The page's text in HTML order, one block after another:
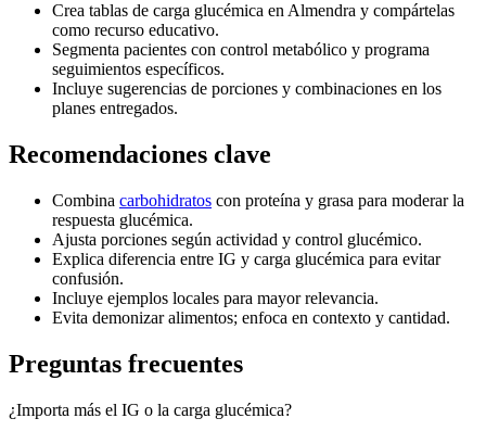
Crea tablas de carga glucémica en Almendra y compártelas
como recurso educativo.
Segmenta pacientes con control metabólico y programa
seguimientos específicos.
Incluye sugerencias de porciones y combinaciones en los
planes entregados.
Recomendaciones clave
Combina carbohidratos con proteína y grasa para moderar la
respuesta glucémica.
Ajusta porciones según actividad y control glucémico.
Explica diferencia entre IG y carga glucémica para evitar
confusión.
Incluye ejemplos locales para mayor relevancia.
Evita demonizar alimentos; enfoca en contexto y cantidad.
Preguntas frecuentes
¿Importa más el IG o la carga glucémica?